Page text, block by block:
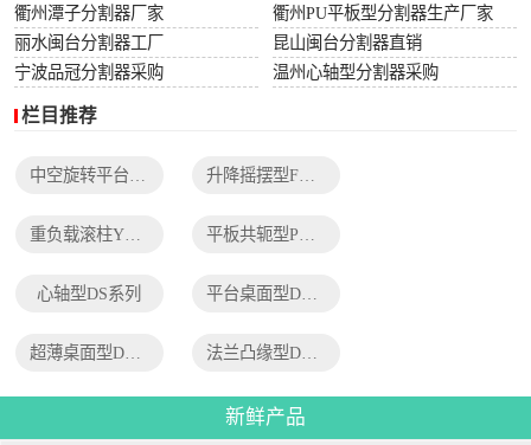
衢州潭子分割器厂家
衢州PU平板型分割器生产厂家
丽水闽台分割器工厂
昆山闽台分割器直销
宁波品冠分割器采购
温州心轴型分割器采购
栏目推荐
升降摇摆型FH系列
心轴型DS系列 平台桌面型DT系列
法兰凸缘型DF系列
新鲜产品